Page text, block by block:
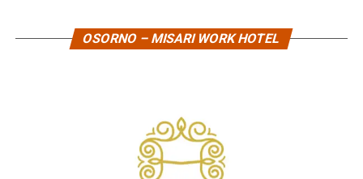
OSORNO – MISARI WORK HOTEL